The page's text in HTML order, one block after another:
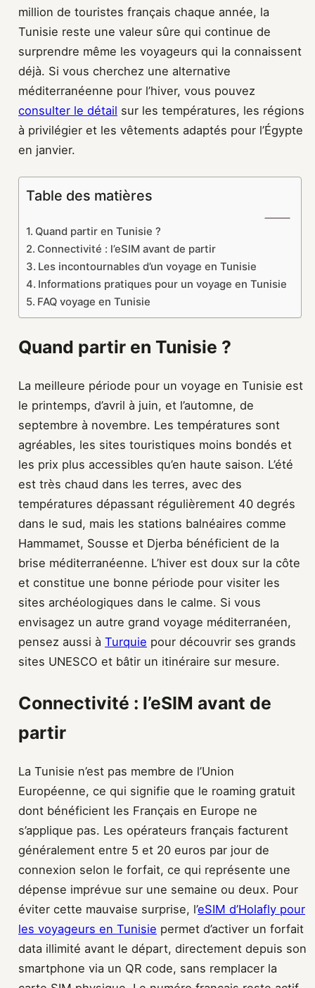
million de touristes français chaque année, la
Tunisie reste une valeur sûre qui continue de
surprendre même les voyageurs qui la connaissent
déjà. Si vous cherchez une alternative
méditerranéenne pour l’hiver, vous pouvez
consulter le détail sur les températures, les régions
à privilégier et les vêtements adaptés pour l’Égypte
en janvier.
Table des matières
Quand partir en Tunisie ?
Connectivité : l’eSIM avant de partir
Les incontournables d’un voyage en Tunisie
Informations pratiques pour un voyage en Tunisie
FAQ voyage en Tunisie
Quand partir en Tunisie ?
La meilleure période pour un voyage en Tunisie est
le printemps, d’avril à juin, et l’automne, de
septembre à novembre. Les températures sont
agréables, les sites touristiques moins bondés et
les prix plus accessibles qu’en haute saison. L’été
est très chaud dans les terres, avec des
températures dépassant régulièrement 40 degrés
dans le sud, mais les stations balnéaires comme
Hammamet, Sousse et Djerba bénéficient de la
brise méditerranéenne. L’hiver est doux sur la côte
et constitue une bonne période pour visiter les
sites archéologiques dans le calme. Si vous
envisagez un autre grand voyage méditerranéen,
pensez aussi à Turquie pour découvrir ses grands
sites UNESCO et bâtir un itinéraire sur mesure.
Connectivité : l’eSIM avant de
partir
La Tunisie n’est pas membre de l’Union
Européenne, ce qui signifie que le roaming gratuit
dont bénéficient les Français en Europe ne
s’applique pas. Les opérateurs français facturent
généralement entre 5 et 20 euros par jour de
connexion selon le forfait, ce qui représente une
dépense imprévue sur une semaine ou deux. Pour
éviter cette mauvaise surprise, l’eSIM d’Holafly pour
les voyageurs en Tunisie permet d’activer un forfait
data illimité avant le départ, directement depuis son
smartphone via un QR code, sans remplacer la